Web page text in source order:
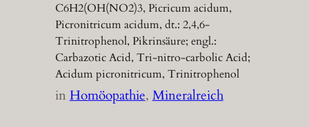
C6H2(OH(NO2)3, Picricum acidum,
Picronitricum acidum, dt.: 2,4,6-
Trinitrophenol, Pikrinsäure; engl.:
Carbazotic Acid, Tri-nitro-carbolic Acid;
Acidum picronitricum, Trinitrophenol
inHomöopathie, Mineralreich